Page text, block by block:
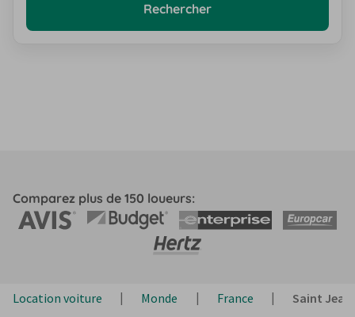
Rechercher
Comparez plus de 150 loueurs:
Location voiture Monde France Saint Jean